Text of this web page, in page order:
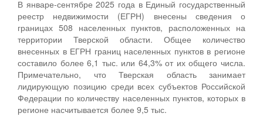
В январе-сентябре 2025 года в Единый государственный
реестр недвижимости (ЕГРН) внесены сведения о
границах 508 населенных пунктов, расположенных на
территории Тверской области. Общее количество
внесенных в ЕГРН границ населенных пунктов в регионе
составило более 6,1 тыс. или 64,3% от их общего числа.
Примечательно, что Тверская область занимает
лидирующую позицию среди всех субъектов Российской
Федерации по количеству населенных пунктов, которых в
регионе насчитывается более 9,5 тыс.